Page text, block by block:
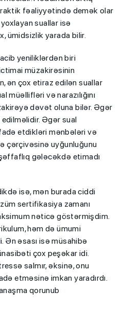
fəaliyyətində demək olar
suallar isə
ümidsizlik yarada bilir.
yeniliklərdən biri
müzakirəsinin
ən çox etiraz edilən suallar
və narazılığını
dəvət oluna bilər. Əgər
edilməlidir. Əgər sual
etdikləri mənbələri və
çərçivəsinə uyğunluğunu
gələcəkdə etimadı
isə, mən burada ciddi
sertifikasiya zamanı
nəticə göstərmişdim.
həm də ümumi
Ən əsası isə müsahibə
çox peşəkar idi.
salmır, əksinə, onu
etməsinə imkan yaradırdı.
qorunub